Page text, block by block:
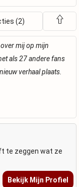
(2)
mij op mijn
als 27 andere fans
verhaal plaats.
te zeggen wat ze
Bekijk Mijn Profiel